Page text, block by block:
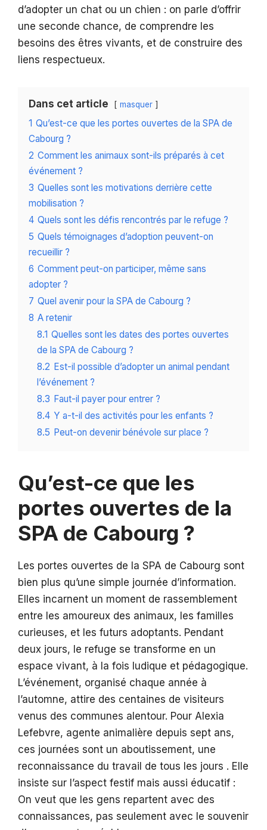
d’adopter un chat ou un chien : on parle d’offrir
une seconde chance, de comprendre les
besoins des êtres vivants, et de construire des
liens respectueux.
Dans cet article masquer
1 Qu’est-ce que les portes ouvertes de la SPA de
Cabourg ?
2 Comment les animaux sont-ils préparés à cet
événement ?
3 Quelles sont les motivations derrière cette
mobilisation ?
4 Quels sont les défis rencontrés par le refuge ?
5 Quels témoignages d’adoption peuvent-on
recueillir ?
6 Comment peut-on participer, même sans
adopter ?
7 Quel avenir pour la SPA de Cabourg ?
8 A retenir
8.1 Quelles sont les dates des portes ouvertes
de la SPA de Cabourg ?
8.2 Est-il possible d’adopter un animal pendant
l’événement ?
8.3 Faut-il payer pour entrer ?
8.4 Y a-t-il des activités pour les enfants ?
8.5 Peut-on devenir bénévole sur place ?
Qu’est-ce que les
portes ouvertes de la
SPA de Cabourg ?
Les portes ouvertes de la SPA de Cabourg sont
bien plus qu’une simple journée d’information.
Elles incarnent un moment de rassemblement
entre les amoureux des animaux, les familles
curieuses, et les futurs adoptants. Pendant
deux jours, le refuge se transforme en un
espace vivant, à la fois ludique et pédagogique.
L’événement, organisé chaque année à
l’automne, attire des centaines de visiteurs
venus des communes alentour. Pour Alexia
Lefebvre, agente animalière depuis sept ans,
ces journées sont un aboutissement, une
reconnaissance du travail de tous les jours . Elle
insiste sur l’aspect festif mais aussi éducatif :
On veut que les gens repartent avec des
connaissances, pas seulement avec le souvenir